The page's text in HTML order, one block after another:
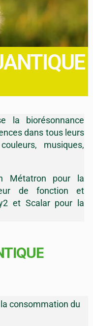
la biorésonnance
dans tous leurs
musiques,
Métatron pour la
de fonction et
et Scalar pour la
consommation du